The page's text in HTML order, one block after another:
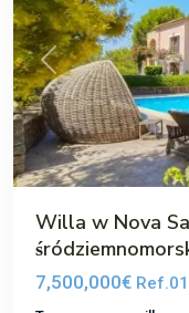
Poprzedni
Willa w Nova
7,500,000€